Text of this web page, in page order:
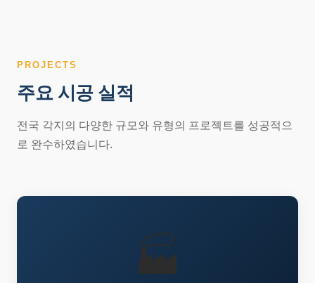
PROJECTS
주요 시공 실적
전국 각지의 다양한 규모와 유형의 프로젝트를 성공적으
로 완수하였습니다.
🏭